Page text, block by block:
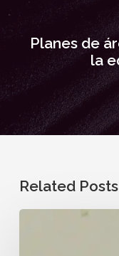
Planes de
la
Related Posts